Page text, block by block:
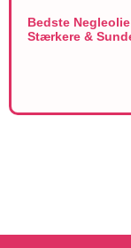
Bedste Negleolie
Stærkere &